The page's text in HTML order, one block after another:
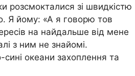
розсмокталися зі швидкістю
Я йому: «А я говорю тов
на найдальше від мене
з ним не знайомі.
океани захоплення та